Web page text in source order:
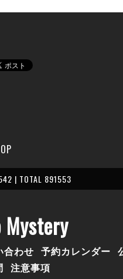
| TOTAL 891553
合わせ 予約カレンダー
注意事項